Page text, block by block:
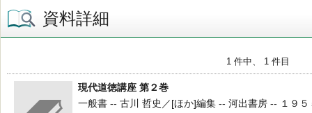
資料詳細
1 件中、 1 件目
現代道徳講座 第２巻
一般書 -- 古川 哲史／[ほか]編集 -- 河出書房 -- １９